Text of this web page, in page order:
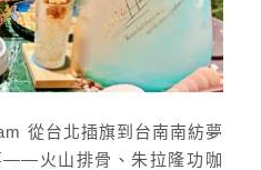
從台北插旗到台南南紡夢
——火山排骨、朱拉隆功咖